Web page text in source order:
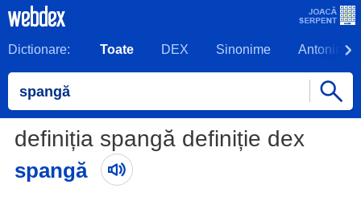
Dictionare: Toate DEX Sinonime Antonime
definiția spangă definiție dex
spangă